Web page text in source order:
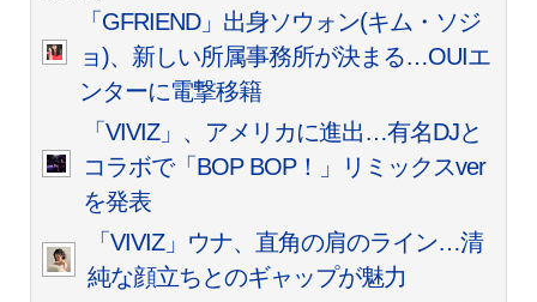
「GFRIEND」出身ソウォン(キム・ソジ
ョ)、新しい所属事務所が決まる…OUIエ
ンターに電撃移籍
「VIVIZ」、アメリカに進出…有名DJと
コラボで「BOP BOP！」リミックスver
を発表
「VIVIZ」ウナ、直角の肩のライン…清
純な顔立ちとのギャップが魅力